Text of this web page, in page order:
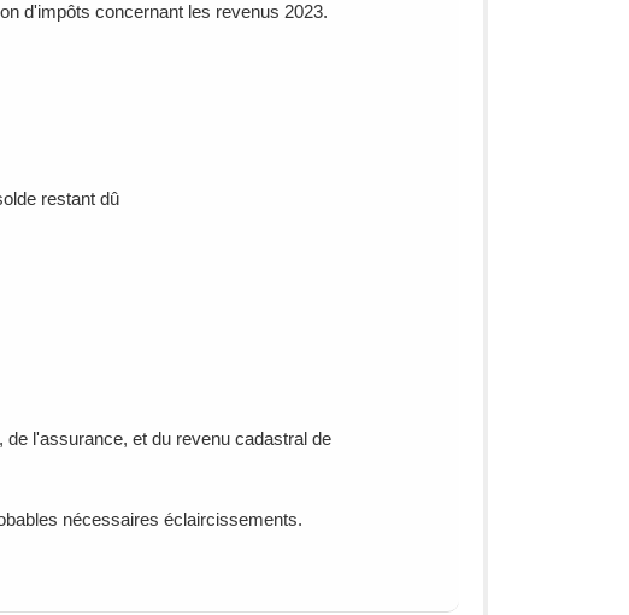
d'impôts concernant les revenus 2023.
restant dû
l'assurance, et du revenu cadastral de
nécessaires éclaircissements.